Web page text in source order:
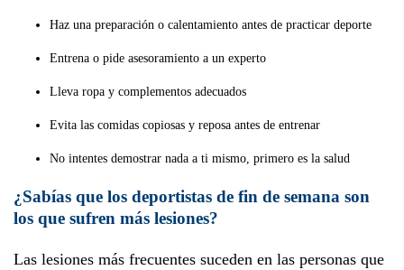
Haz una preparación o calentamiento antes de practicar deporte
Entrena o pide asesoramiento a un experto
Lleva ropa y complementos adecuados
Evita las comidas copiosas y reposa antes de entrenar
No intentes demostrar nada a ti mismo, primero es la salud
¿Sabías que los deportistas de fin de semana son
los que sufren más lesiones?
Las lesiones más frecuentes suceden en las personas que